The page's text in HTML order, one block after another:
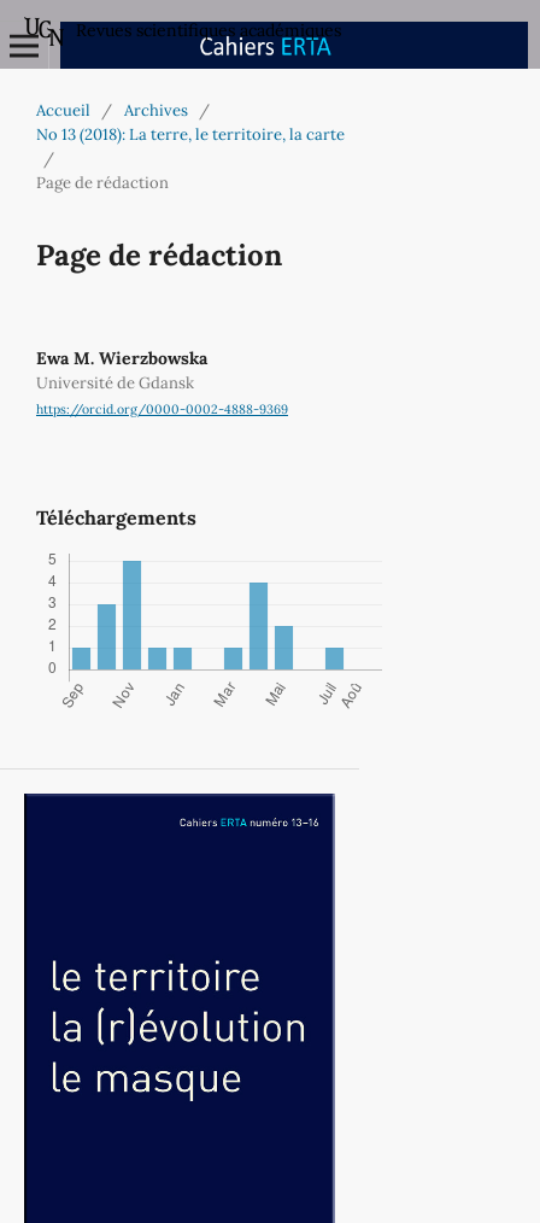
Revues scientifiques académiques
Accueil / Archives
/
No 13 (2018): La terre, le territoire, la carte
/
Page de rédaction
Page de rédaction
Ewa M. Wierzbowska
Université de Gdansk
https://orcid.org/0000-0002-4888-9369
Téléchargements